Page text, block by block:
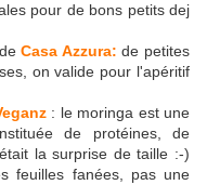
pour de bons petits dej
Casa Azzura: de petites
on valide pour l'apéritif
: le moringa est une
de protéines, de
la surprise de taille :-)
feuilles fanées, pas une